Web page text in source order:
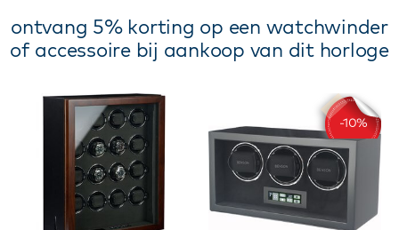
ontvang 5% korting op een watchwinder
of accessoire bij aankoop van dit horloge